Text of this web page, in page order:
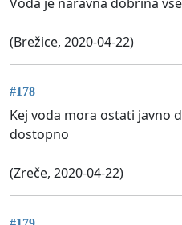
(Brežice, 2020-04-22)
#178
Kej voda mora ostati javno
dostopno
(Zreče, 2020-04-22)